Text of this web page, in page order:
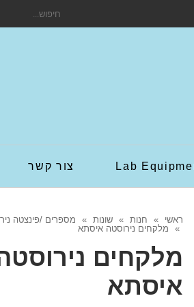
חיפוש
Lab צור קשר
ראשי » חנות » שונות »
מספרים /פינצטה
»
מלקחים נירוסטה איסתא
מלקחים
איסתא